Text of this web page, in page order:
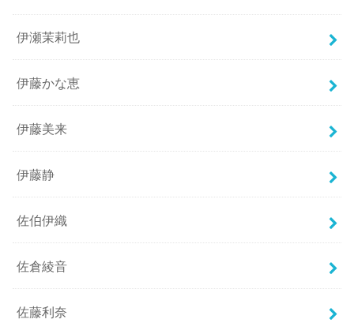
伊瀬茉莉也
伊藤かな恵
伊藤美来
伊藤静
佐伯伊織
佐倉綾音
佐藤利奈